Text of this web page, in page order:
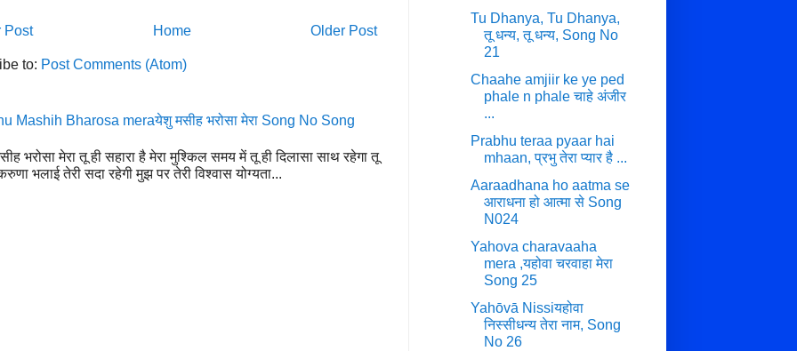
Post Older Post
Home
to: Post Comments (Atom)
Mashih Bharosa meraयेशु मसीह भरोसा मेरा Song No Song
भरोसा मेरा तू ही सहारा है मेरा मुश्किल समय में तू ही दिलासा साथ रहेगा तू
भलाई तेरी सदा रहेगी मुझ पर तेरी विश्वास योग्यता...
Tu Dhanya, Tu Dhanya,
तू धन्य, तू धन्य, Song No
21
Chaahe amjiir ke ye ped
phale n phale चाहे अंजीर
...
Prabhu teraa pyaar hai
mhaan, प्रभु तेरा प्यार है ...
Aaraadhana ho aatma se
आराधना हो आत्मा से Song
N024
Yahova charavaaha
mera ,यहोवा चरवाहा मेरा
Song 25
Yahōvā Nissiयहोवा
निस्सीधन्य तेरा नाम, Song
No 26